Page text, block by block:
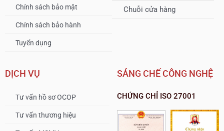
Chính sách bảo mật
Chính sách bảo hành
Tuyển dụng
Chuỗi cửa hàng
DỊCH VỤ
Tư vấn hồ sơ OCOP
Tư vấn thương hiệu
SÁNG CHẾ CÔNG NGHỆ
CHỨNG CHỈ ISO 27001